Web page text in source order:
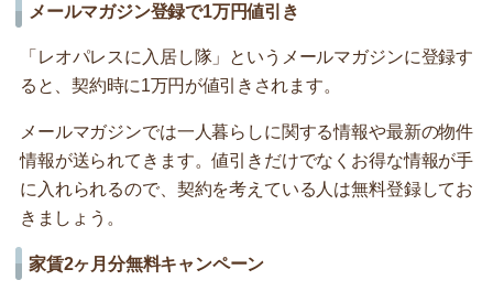
メールマガジン登録で1万円値引き
「レオパレスに入居し隊」というメールマガジンに登録す
ると、契約時に1万円が値引きされます。
メールマガジンでは一人暮らしに関する情報や最新の物件
情報が送られてきます。値引きだけでなくお得な情報が手
に入れられるので、契約を考えている人は無料登録してお
きましょう。
家賃2ヶ月分無料キャンペーン